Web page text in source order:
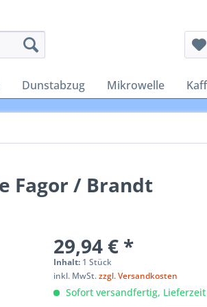
Dunstabzug Mikrowelle
Fagor / Brandt
29,94 € *
Inhalt: 1 Stück
inkl. MwSt.zzgl. Versandkosten
Sofort versandfertig,